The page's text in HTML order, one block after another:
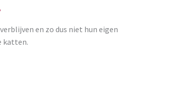
en zo dus niet hun eigen
katten.